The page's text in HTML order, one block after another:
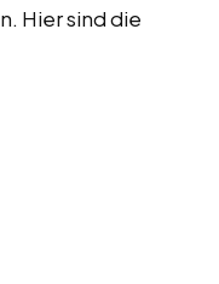
Hier sind die